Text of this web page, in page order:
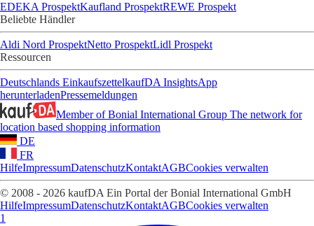
EDEKA ProspektKaufland ProspektREWE Prospekt
Beliebte Händler
Aldi Nord ProspektNetto ProspektLidl Prospekt
Ressourcen
Deutschlands EinkaufszettelkaufDA InsightsApp
herunterladenPressemeldungen
Member of Bonial International Group The network for
location based shopping information
DE
FR
HilfeImpressumDatenschutzKontaktAGBCookies verwalten
© 2008 - 2026 kaufDA Ein Portal der Bonial International GmbH
HilfeImpressumDatenschutzKontaktAGBCookies verwalten
1